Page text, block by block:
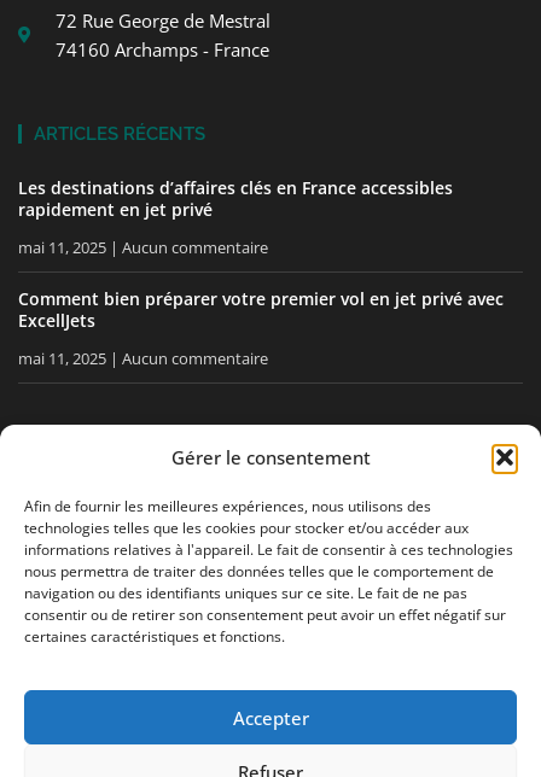
Gérer le consentement
Afin de fournir les meilleures expériences, nous utilisons des
technologies telles que les cookies pour stocker et/ou accéder aux
informations relatives à l'appareil. Le fait de consentir à ces technologies
nous permettra de traiter des données telles que le comportement de
navigation ou des identifiants uniques sur ce site. Le fait de ne pas
consentir ou de retirer son consentement peut avoir un effet négatif sur
certaines caractéristiques et fonctions.
Accepter
Refuser
72 Rue George de Mestral
74160 Archamps - France
ARTICLES RÉCENTS
Les destinations d’affaires clés en France accessibles
rapidement en jet privé
mai 11, 2025 Aucun commentaire
Comment bien préparer votre premier vol en jet privé avec
ExcellJets
mai 11, 2025 Aucun commentaire
RESTEZ INFORMÉ
Recevez nos conseils, nos actualités directement dans votre
boîte email.
J'acceptela politique de confidentialité